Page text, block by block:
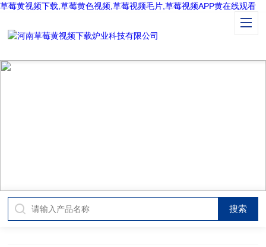
草莓黄视频下载,草莓黄色视频,草莓视频毛片,草莓视频APP黄在线观看